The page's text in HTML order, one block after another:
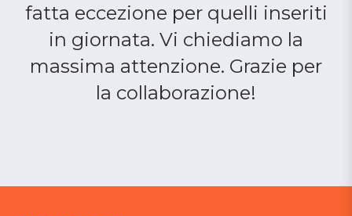
fatta eccezione per quelli inseriti
in giornata. Vi chiediamo la
massima attenzione. Grazie per
la collaborazione!